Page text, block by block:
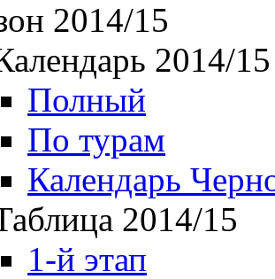
2014/15
2014/15
Полный
По турам
Календарь
2014/15
1-й этап